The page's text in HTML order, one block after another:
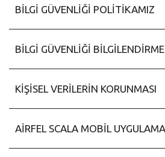
BILGI GÜVENLIĞI POLITIKAMIZ
BILGI GÜVENLIĞI BILGILENDIRME
KIŞISEL VERILERIN KORUNMASI
AIRFEL SCALA MOBIL